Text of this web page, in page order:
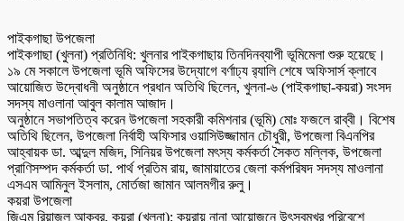
পাইকগাছা উপজেলা
পাইকগাছা (খুলনা) প্রতিনিধি: খুলনার পাইকগাছায় তিনদিনব্যাপী ভূমিমেলা শুরু হয়েছে।
১৯ মে সকালে উপজেলা ভূমি অফিসের উদ্যোগে বর্ণাঢ্য র‌্যালি শেষে অফিসার্স ক্লাবে
আয়োজিত উদ্বোধনী অনুষ্ঠানে প্রধান অতিথি ছিলেন, খুলনা-৬ (পাইকগাছা-কয়রা) সংসদ
সদস্য মাওলানা আবুল কালাম আজাদ।
অনুষ্ঠানে সভাপতিত্ব করেন উপজেলা সহকারী কমিশনার (ভূমি) মোঃ ফজলে রাব্বী। বিশেষ
অতিথি ছিলেন, উপজেলা নির্বাহী অফিসার ওয়াসিউজ্জামান চৌধুরী, উপজেলা বিএনপির
আহ্বায়ক ডা. আব্দুল মজিদ, সিনিয়র উপজেলা মৎস্য কর্মকর্তা সৈকত মল্লিক, উপজেলা
প্রাণিসম্পদ কর্মকর্তা ডা. পার্থ প্রতিম রায়, জামায়াতের জেলা কর্মপরিষদ সদস্য মাওলানা
এসএম আমিনুল ইসলাম, মোর্তজা জামান আলমগীর রুলু।
কয়রা উপজেলা
জিএম রিয়াজুল আকবর, কয়রা (খুলনা): কয়রায় নানা আয়োজনে উৎসবমুখর পরিবেশে